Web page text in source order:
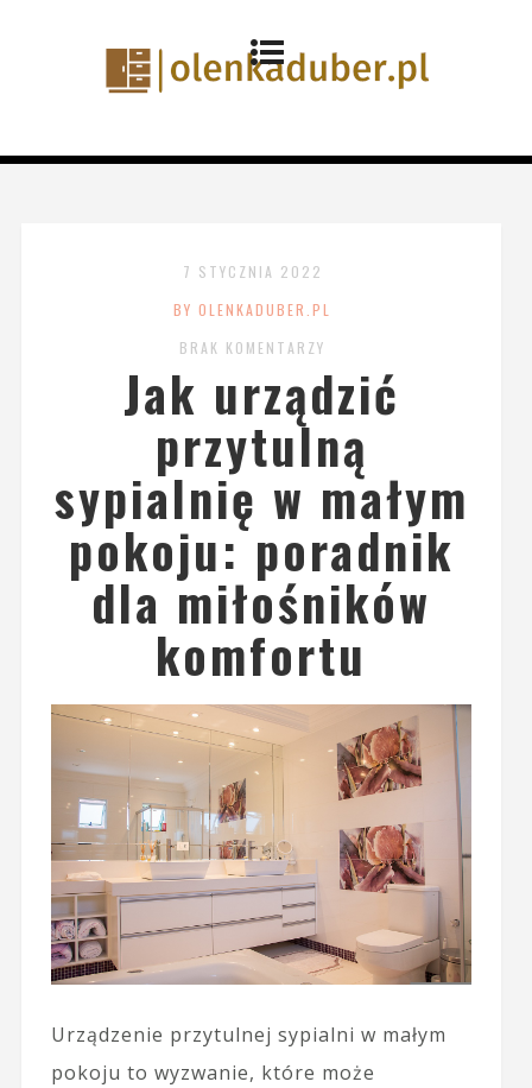
7 STYCZNIA 2022
BY OLENKADUBER.PL
BRAK KOMENTARZY
Jak urządzić
przytulną
sypialnię w małym
pokoju: poradnik
dla miłośników
komfortu
Urządzenie przytulnej sypialni w małym
pokoju to wyzwanie, które może